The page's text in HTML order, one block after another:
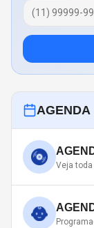
AGENDA
Veja